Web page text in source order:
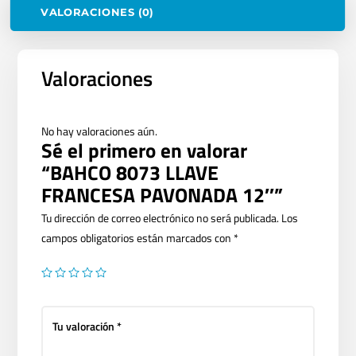
VALORACIONES (0)
Valoraciones
No hay valoraciones aún.
Sé el primero en valorar
“BAHCO 8073 LLAVE
FRANCESA PAVONADA 12″”
Tu dirección de correo electrónico no será publicada.Los
campos obligatorios están marcados con *